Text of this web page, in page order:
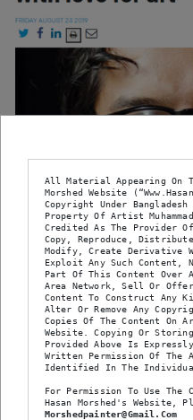
March 8, 2024
Hasan Morshed
Press Release
Hasan
All Material Appearing On
Morshed Website
Copyright Under
Property Of Artist
Credited As The Provider
Copy, Reproduce,
Modify, Create Derivative
Exploit Any Such Content,
Part Of This Content Over
Area Network, Sell Or
Content To Construct Any
Alter Or Remove Any
Copies Of The Content On
Website. Copying Or
Provided Above Is
Written Permission Of The
Identified In The
For Permission To Use The
Morshedpainter@gmail.com